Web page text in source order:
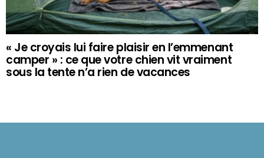
« Je croyais lui faire plaisir en l’emmenant
camper » : ce que votre chien vit vraiment
sous la tente n’a rien de vacances